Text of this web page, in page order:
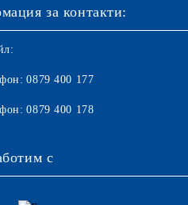
за контакти:
0879 400 177
0879 400 178
с